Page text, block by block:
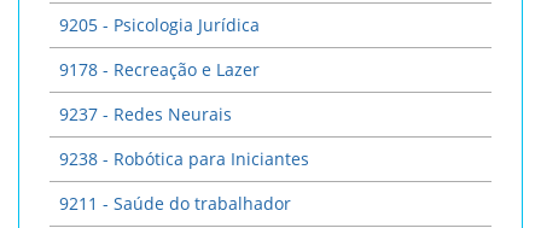
9205 - Psicologia Jurídica
9178 - Recreação e Lazer
9237 - Redes Neurais
9238 - Robótica para Iniciantes
9211 - Saúde do trabalhador